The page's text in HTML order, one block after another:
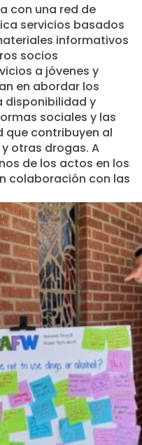
con una red de
servicios basados
informativos
socios
a jóvenes y
en abordar los
disponibilidad y
sociales y las
que contribuyen al
otras drogas. A
de los actos en los
colaboración con las